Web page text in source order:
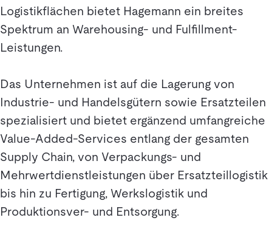
Logistikflächen bietet Hagemann ein breites
Spektrum an Warehousing- und Fulfillment-
Leistungen.
Das Unternehmen ist auf die Lagerung von
Industrie- und Handelsgütern sowie Ersatzteilen
spezialisiert und bietet ergänzend umfangreiche
Value-Added-Services entlang der gesamten
Supply Chain, von Verpackungs- und
Mehrwertdienstleistungen über Ersatzteillogistik
bis hin zu Fertigung, Werkslogistik und
Produktionsver- und Entsorgung.